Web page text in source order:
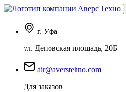
г. Уфа
ул. Деповская площадь, 20Б
air@averstehno.com
Для заказов